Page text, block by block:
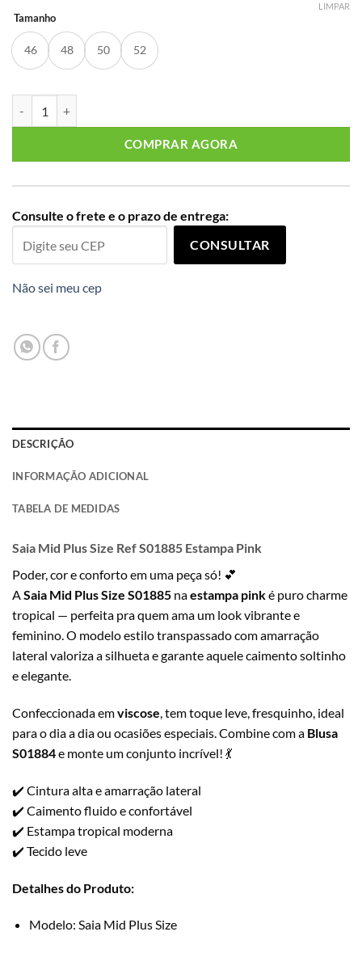
Tamanho
46 48 50 52
LIMPAR
COMPRAR AGORA
Consulte o frete e o prazo de entrega:
CONSULTAR
Não sei meu cep
DESCRIÇÃO
INFORMAÇÃO ADICIONAL
TABELA DE MEDIDAS
Saia Mid Plus Size Ref S01885 Estampa Pink
Poder, cor e conforto em uma peça só! 💕
ASaia Mid Plus Size S01885 naestampa pinké puro charme
tropical — perfeita pra quem ama um look vibrante e
feminino. O modelo estilo transpassado com amarração
lateral valoriza a silhueta e garante aquele caimento soltinho
e elegante.
Confeccionada emviscose, tem toque leve, fresquinho, ideal
para o dia a dia ou ocasiões especiais. Combine com a Blusa
S01884e monte um conjunto incrível! 💃
✔️ Cintura alta e amarração lateral
✔️ Caimento fluido e confortável
✔️ Estampa tropical moderna
✔️ Tecido leve
Detalhes do Produto:
Modelo: Saia Mid Plus Size